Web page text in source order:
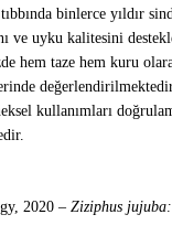
binlerce yıldır
ve uyku kalitesini
hem taze hem kuru
kullanımları
2020 – Ziziphus